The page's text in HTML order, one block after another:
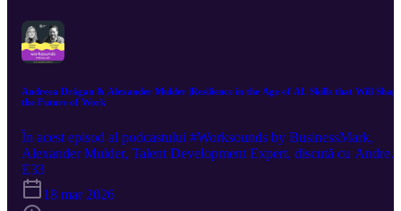
Andreea Drăgan & Alexander Mulder |Resilience in the Age of AI. Skills that Will Shape
the Future of Work
În acest episod al podcastului #Worksounds by BusinessMark,
Alexander Mulder, Talent Development Expert, discută cu
Drăgan, Co-founder, BusinessMark, despre reziliența în era AI și
despre skill-urile ce vor defini viitorul muncii. E Spațiu oferit de
Marriott Bucharest Grand Hotel
E33
18 mar 2026